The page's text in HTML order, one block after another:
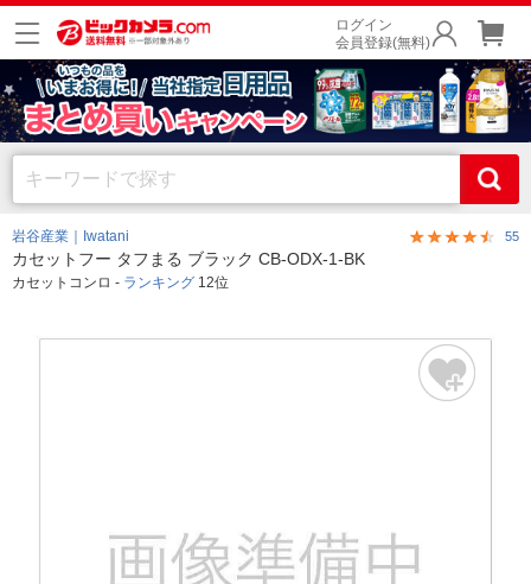
ログイン
会員登録(無料)
岩谷産業｜Iwatani 55
カセットフー タフまる ブラック CB-ODX-1-BK
カセットコンロ - ランキング 12位